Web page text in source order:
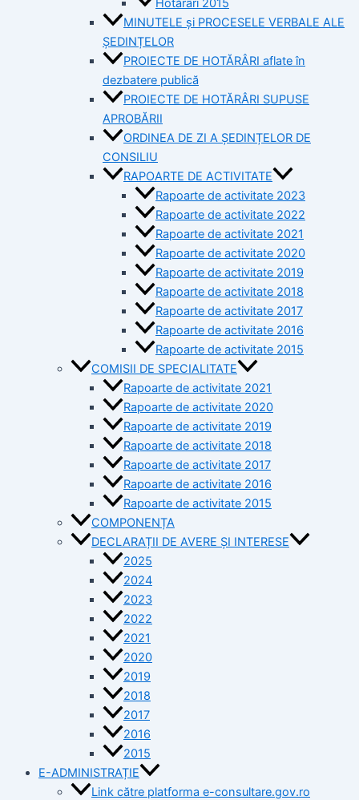
MINUTELE și PROCESELE VERBALE ALE
ȘEDINȚELOR
PROIECTE DE HOTĂRÂRI aflate în
dezbatere publică
PROIECTE DE HOTĂRÂRI SUPUSE
APROBĂRII
ORDINEA DE ZI A ȘEDINȚELOR DE
CONSILIU
RAPOARTE DE ACTIVITATE
Rapoarte de activitate 2023
Rapoarte de activitate 2022
Rapoarte de activitate 2021
Rapoarte de activitate 2020
Rapoarte de activitate 2019
Rapoarte de activitate 2018
Rapoarte de activitate 2017
Rapoarte de activitate 2016
Rapoarte de activitate 2015
COMISII DE SPECIALITATE
Rapoarte de activitate 2021
Rapoarte de activitate 2020
Rapoarte de activitate 2019
Rapoarte de activitate 2018
Rapoarte de activitate 2017
Rapoarte de activitate 2016
Rapoarte de activitate 2015
COMPONENȚA
DECLARAȚII DE AVERE ȘI INTERESE
2025
2024
2023
2022
2021
2020
2019
2018
2017
2016
2015
E-ADMINISTRAȚIE
Link către platforma e-consultare.gov.ro